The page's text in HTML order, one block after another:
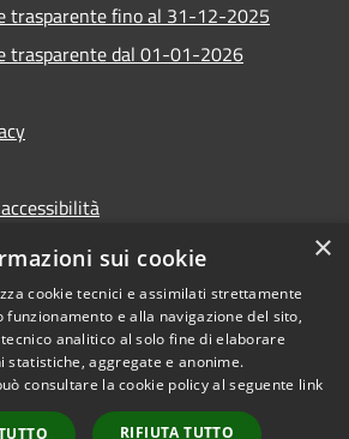
trasparente fino al 31-12-2025
trasparente dal 01-01-2026
Copyright © 2026 • Comune di
Lapio • Powered by
Municipium•Accesso
redazione
×
sui cookie
cookie tecnici e assimilati strettamente
funzionamento e alla navigazione del sito,
analitico al solo fine di elaborare
statistiche, aggregate e anonime.
consultare la cookie policy al seguente link
RIFIUTA TUTTO